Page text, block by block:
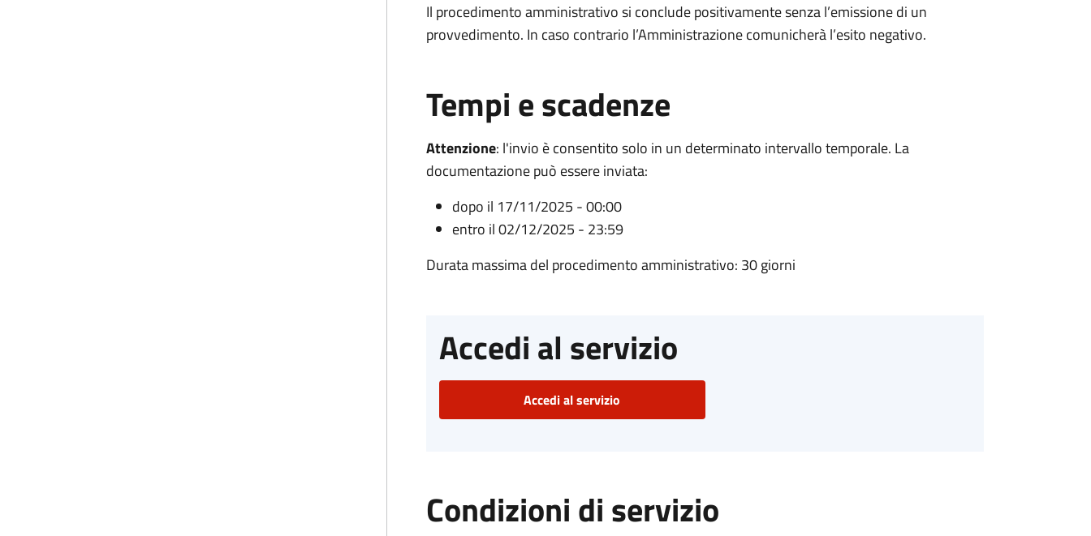
Il procedimento amministrativo si conclude positivamente senza l’emissione di un
provvedimento. In caso contrario l’Amministrazione comunicherà l’esito negativo.
Tempi e scadenze
Attenzione: l'invio è consentito solo in un determinato intervallo temporale. La
documentazione può essere inviata:
dopo il 17/11/2025 - 00:00
entro il 02/12/2025 - 23:59
Durata massima del procedimento amministrativo: 30 giorni
Accedi al servizio
Accedi al servizio
Condizioni di servizio